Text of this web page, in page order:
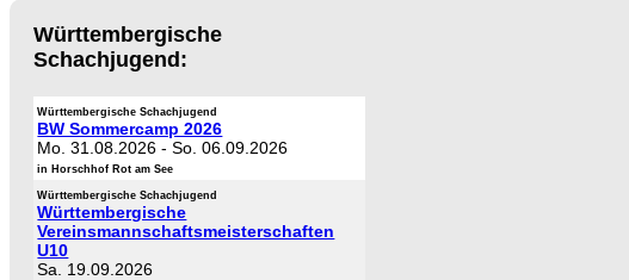
Württembergische
Schachjugend:
Württembergische Schachjugend
BW Sommercamp 2026
Mo. 31.08.2026 -So. 06.09.2026
in Horschhof Rot am See
Württembergische Schachjugend
Württembergische
Vereinsmannschaftsmeisterschaften
U10
Sa. 19.09.2026